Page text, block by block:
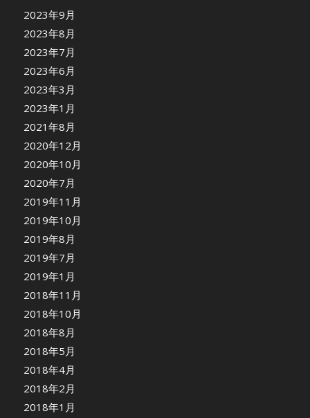
2023年9月
2023年8月
2023年7月
2023年6月
2023年3月
2023年1月
2021年8月
2020年12月
2020年10月
2020年7月
2019年11月
2019年10月
2019年8月
2019年7月
2019年1月
2018年11月
2018年10月
2018年8月
2018年5月
2018年4月
2018年2月
2018年1月